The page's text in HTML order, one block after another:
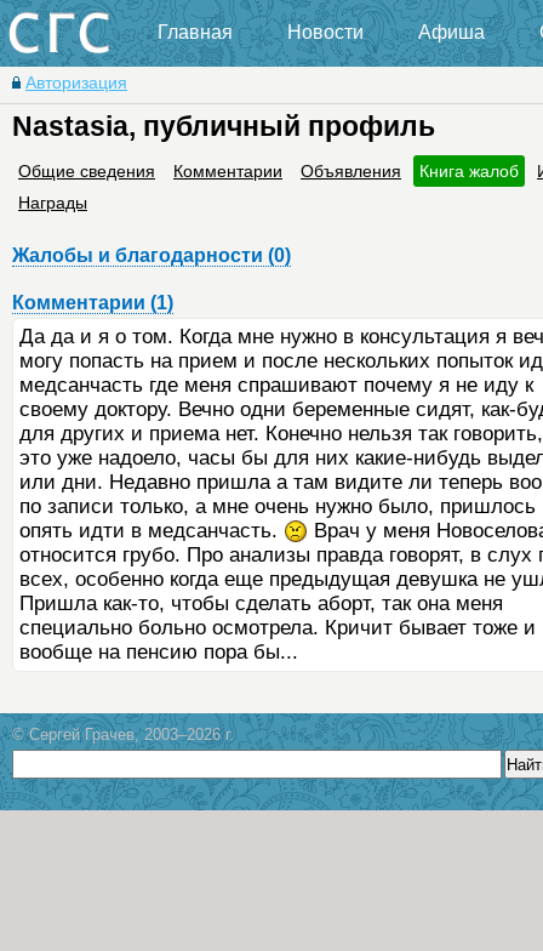
Главная Новости Афиша
Авторизация
Nastasia, публичный профиль
Общие сведения Комментарии Объявления Книга жалоб
Награды
Жалобы и благодарности (0)
Комментарии (1)
Да да и я о том. Когда мне нужно в консультация я
могу попасть на прием и после нескольких попыток
медсанчасть где меня спрашивают почему я не иду к
своему доктору. Вечно одни беременные сидят, как-
для других и приема нет. Конечно нельзя так
это уже надоело, часы бы для них какие-нибудь
или дни. Недавно пришла а там видите ли теперь
по записи только, а мне очень нужно было, пришлось
опять идти в медсанчасть.
Врач у меня
относится грубо. Про анализы правда говорят, в слух
всех, особенно когда еще предыдущая девушка не
Пришла как-то, чтобы сделать аборт, так она меня
специально больно осмотрела. Кричит бывает тоже и
вообще на пенсию пора бы...
© Сергей Грачев, 2003–2026 г.